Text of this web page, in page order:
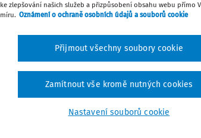
Vydáno:24. 4. 2023Délka:6:14
Kam až může správce daně zajít v rámci
rámci svého šetření právo vyžádat si
velmi citlivou záležitostí se nedávno
Ústavní soud. V dnešním podcastu ...
Zpochybnění knihy jízd z pohledu DPH
ke zlepšování našich služeb a přizpůsobení obsahu webu přímo
míru. Oznámení o ochraně osobních údajů a souborů cookie
Nastavení souborů cookie
Zamítnout vše kromě nutných cookies
Přijmout všechny soubory cookie